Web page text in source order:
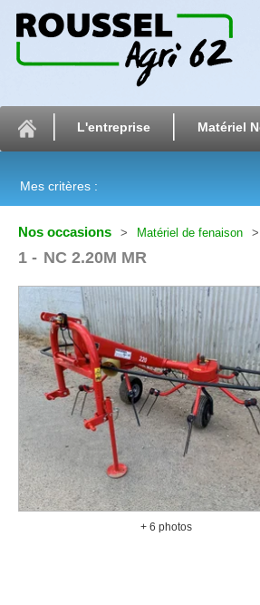
L'entreprise Matériel
Mes critères :
Nos occasions Matériel de fenaison
1 NC 2.20M MR
+ 6 photos